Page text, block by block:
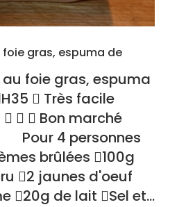
gras, espuma de
foie gras, espuma
 Très facile
  Bon marché
4 personnes
brûlées 100g
2 jaunes d'oeuf
20g de lait Sel et...